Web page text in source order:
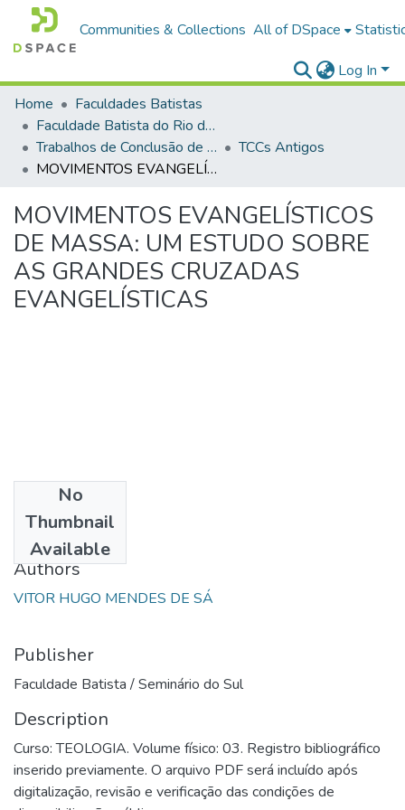
Communities & Collections All of DSpace
Log In
Home
Faculdades Batistas
Faculdade Batista do Rio de Janeiro (FABAT-RJ)
Trabalhos de Conclusão de Curso (TCC)
TCCs Antigos
MOVIMENTOS EVANGELÍSTICOS DE MASSA: UM ESTUDO SOBRE AS GRANDES CRUZADAS EVANGELÍSTICAS
MOVIMENTOS EVANGELÍSTICOS
DE MASSA: UM ESTUDO SOBRE
AS GRANDES CRUZADAS
EVANGELÍSTICAS
No
Thumbnail
Available
1983
Authors
VITOR HUGO MENDES DE SÁ
Publisher
Faculdade Batista / Seminário do Sul
Description
Curso: TEOLOGIA. Volume físico: 03. Registro bibliográfico
inserido previamente. O arquivo PDF será incluído após
digitalização, revisão e verificação das condições de